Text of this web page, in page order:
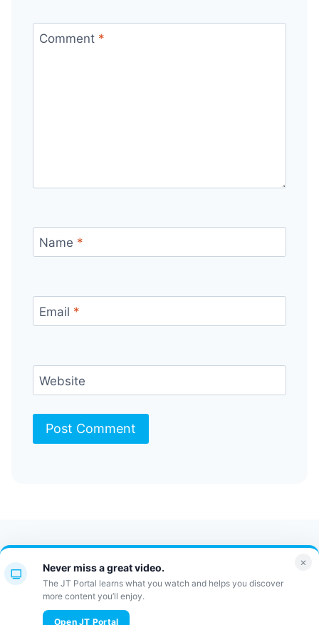
Comment *
Name *
Email *
Website
Contact Us FAQ
Bulletin
JT Portal
×
Never miss a great video.
The JT Portal learns what you watch and helps you discover
more content you’ll enjoy.
Open JT Portal